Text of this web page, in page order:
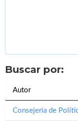
Buscar por:
Autor
Consejería de